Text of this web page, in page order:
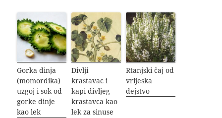
Gorka dinja
(momordika)
uzgoj i sok od
gorke dinje
kao lek
Divlji
krastavac i
kapi divljeg
krastavca kao
lek za sinuse
Rtanjski čaj od
vrijeska
dejstvo